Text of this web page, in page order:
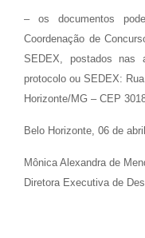
– os documentos
Coordenação de
SEDEX, postados nas
protocolo ou SEDEX:
Horizonte/MG – CEP
Belo Horizonte, 06 de
Mônica Alexandra de
Diretora Executiva de